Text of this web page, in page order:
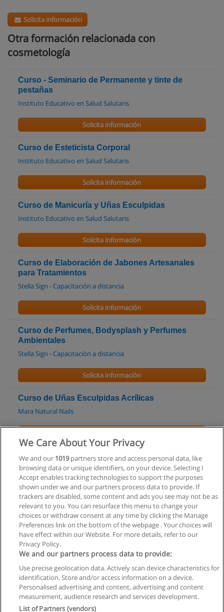
Solicita información
Otra formación relacionada con
cosmetología
Curso - Seminario de Permanente y tinte de
pestañas
Instituto Educativo en Salud Salutaris
Solicita información
Curso de Esteticista Corporal
Instituto Educativo en Salud Salutaris
Solicita información
Curso de Manicuría y Uñas Esculpidas
Instituto Educativo en Salud Salutaris
Solicita información
Curso de Elaboración de Jabones Artesanales
para Tratamientos
Stella Sign - Capacitación a distancia
Solicita información
Curso de Perfumes, Bodysplash y Perfumes
Ambientales
Stella Sign - Capacitación a distancia
Solicita información
Curso de Uñas Esculpidas Acrílicas
Mara Natural Nails
Curso de Maquillaje Social
Vintage - Escuela de Maquillaje
Solicita información
Privacidad de datos
Contactar con Educaedu
Copyright © Educaedu Business S.L. - CIF : B-95610580: -
We Care About Your Privacy
We and our 1019partners store and access personal data, like
browsing data or unique identifiers, on your device. Selecting I
Accept enables tracking technologies to support the purposes
shown under we and our partners process data to provide. If
trackers are disabled, some content and ads you see may not be as
relevant to you. You can resurface this menu to change your
choices or withdraw consent at any time by clicking the Manage
Preferences link on the bottom of the webpage . Your choices will
have effect within our Website. For more details, refer to our
Privacy Policy.
We and our partners process data to provide:
Use precise geolocation data. Actively scan device characteristics for
identification. Store and/or access information on a device.
Personalised advertising and content, advertising and content
measurement, audience research and services development.
List of Partners (vendors)